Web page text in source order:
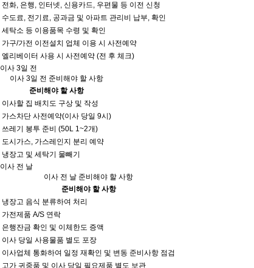
전화, 은행, 인터넷, 신용카드, 우편물 등 이전 신청
수도료, 전기료, 공과금 및 아파트 관리비 납부, 확인
세탁소 등 이용품목 수령 및 확인
가구/가전 이전설치 업체 이용 시 사전예약
엘리베이터 사용 시 사전예약 (전 후 체크)
이사 3일 전
이사 3일 전 준비해야 할 사항
준비해야 할 사항
이사할 집 배치도 구상 및 작성
가스차단 사전예약(이사 당일 9시)
쓰레기 봉투 준비 (50L 1~2개)
도시가스, 가스레인지 분리 예약
냉장고 및 세탁기 물빼기
이사 전 날
이사 전 날 준비해야 할 사항
준비해야 할 사항
냉장고 음식 분류하여 처리
가전제품 A/S 연락
은행잔금 확인 및 이체한도 증액
이사 당일 사용물품 별도 포장
이사업체 통화하여 일정 재확인 및 변동 준비사항 점검
고가 귀중품 및 이사 당일 필요제품 별도 보관